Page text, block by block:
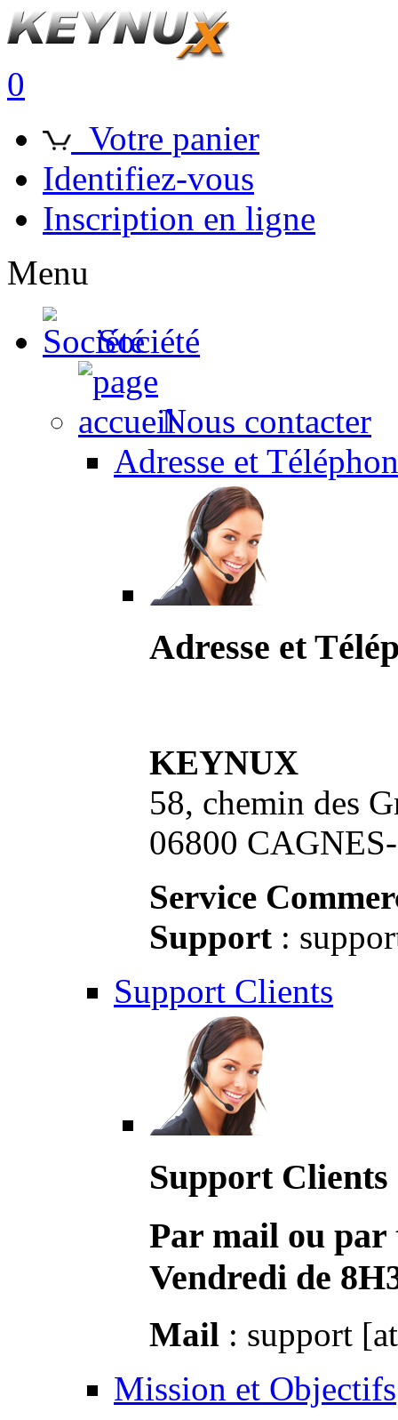
0
Votre panier
Identifiez-vous
Inscription en ligne
Menu
Société
Nous contacter
Adresse et
Adresse et
KEYNUX
58, chemin des
06800
Service
Support :
Support Clients
Support Clients
Par mail ou par
Vendredi de
Mail : support
Mission et Objectifs